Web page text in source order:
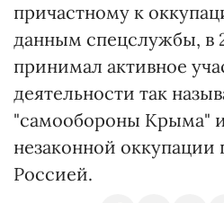
причастному к
данным спецслужбы, в
принимал активное
деятельности так
"самообороны Крыма"
незаконной оккупации
Россией.